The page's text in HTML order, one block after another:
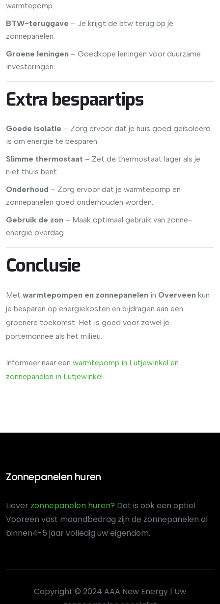
warmtepomp.
BTW-teruggave – Je krijgt de btw terug op je
zonnepanelen.
Groene leningen – Goedkope leningen voor duurzame
investeringen.
Extra bespaartips
Goede isolatie – Zorg ervoor dat je huis goed geïsoleerd
is om energie te besparen.
Slimme thermostaat – Zet de thermostaat lager als je
niet thuis bent.
Onderhoud – Zorg ervoor dat je warmtepomp en
zonnepanelen goed onderhouden worden.
Gebruik de zon – Maak optimaal gebruik van zonne-
energie overdag.
Conclusie
Met warmtepompen en zonnepanelen in Overveen kun
je besparen op energiekosten en bijdragen aan een
groenere toekomst. Het is goed voor zowel je
portemonnee als het milieu.
Informeer naar een warmtepomp in Lutjewinkel en
zonnepanelen in Lutjewinkel
Zonnepanelen huren
Liever zonnepanelen huren? Dat is ook een optie!
Vooreen vast maandbedrag zijn de zonnepanelen al
binnen4-5 jaar volledig uw eigendom.
Copyright © 2024 AAA New Energy | Uw